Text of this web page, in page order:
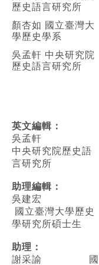
歷史語言研究所
顏杏如 國立臺灣大
學歷史學系
吳孟軒 中央研究院
歷史語言研究所
英文編輯 ：
吳孟軒
中央研究院歷史語
言研究所
助理編輯：
吳建宏
國立臺灣大學歷史
學研究所碩士生
助理：
謝采諭
國